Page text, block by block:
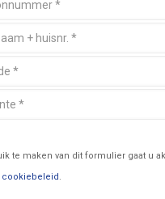
te maken van dit formulier gaat u
cookiebeleid.